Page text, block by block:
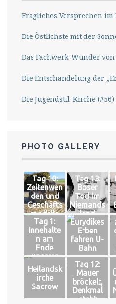
Fragliches Versprechen im
Die Östlichste mit der
Das Fachwerk-Wunder von
Die Entschandelung der
Die Jugendstil-Kirche (#56)
PHOTO GALLERY
Tag 10:
Zeitenwen
den und
Geschäfts
modelle
Tag 13:
Böser
Tod im
Niemands
land
Tag 1:
Innehalte
n am
Ende
unserer
Welt
Eurydikes
Erben
fahren U-
Bahn
Heilandsk
irche
Sacrow
Tag 12:
Mauer
bröckelt,
Denkmal
steht